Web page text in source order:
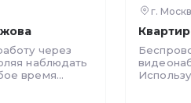
через
наблюдать
время
г.